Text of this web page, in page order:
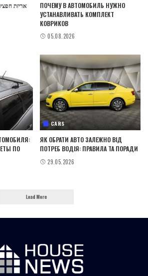
אריזת
ПОЧЕМУ В АВТОМОБИЛЬ НУЖНО
УСТАНАВЛИВАТЬ КОМПЛЕКТ
КОВРИКОВ
05.08.2026
ПО
CARS
ЯК ОБРАТИ АВТО ЗАЛЕЖНО ВІД
ПОТРЕБ ВОДІЯ: ПРАВИЛА ТА ПОРАДИ
29.05.2026
Load More